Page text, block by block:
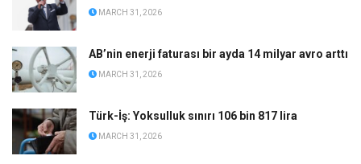
MARCH 31, 2026
AB’nin enerji faturası bir ayda 14 milyar avro arttı
MARCH 31, 2026
Türk-İş: Yoksulluk sınırı 106 bin 817 lira
MARCH 31, 2026